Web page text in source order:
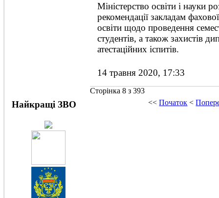
Міністерство освіти і науки
рекомендації закладам
освіти щодо проведення
студентів, а також захистів
атестаційних іспитів.
14 травня 2020, 17:33
Сторінка 8 з 393
<<Початок <
Найкращі ЗВО